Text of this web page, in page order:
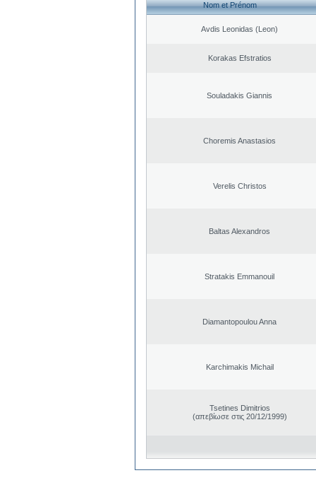
Nom et Prénom
Avdis Leonidas (Leon)
Korakas Efstratios
Souladakis Giannis
Choremis Anastasios
Verelis Christos
Baltas Alexandros
Stratakis Emmanouil
Diamantopoulou Anna
Karchimakis Michail
Tsetines Dimitrios
(απεβίωσε στις 20/12/1999)